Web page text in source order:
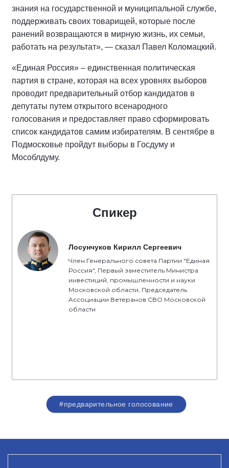
знания на государственной и муниципальной службе,
поддерживать своих товарищей, которые после
ранений возвращаются в мирную жизнь, их семьи,
работать на результат», — сказал Павел Коломацкий.
«Единая Россия» – единственная политическая
партия в стране, которая на всех уровнях выборов
проводит предварительный отбор кандидатов в
депутаты путем открытого всенародного
голосования и предоставляет право сформировать
список кандидатов самим избирателям. В сентябре в
Подмосковье пройдут выборы в Госдуму и
Мособлдуму.
Спикер
Лосунчуков Кирилл Сергеевич
Член Генерального совета Партии "Единая
Россия", Первый заместитель Министра
инвестиций, промышленности и науки
Московской области, Председатель
Ассоциации Ветеранов СВО Московской
области
#предварительное голосование